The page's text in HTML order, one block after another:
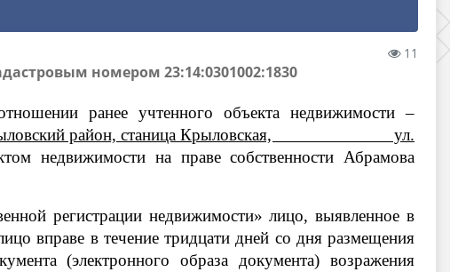
11
номером 23:14:0301002:1830
ранее учтенного объекта недвижимости –
район, станица Крыловская, ул.
недвижимости на праве собственности Абрамова
регистрации недвижимости» лицо, выявленное в
вправе в течение тридцати дней со дня размещения
(электронного образа документа) возражения